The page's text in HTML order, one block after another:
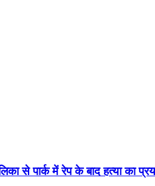
से पार्क में रेप के बाद हत्या का